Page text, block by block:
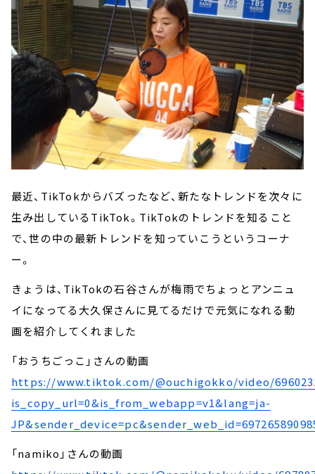
最近、TikTokからバズったなど、新たなトレンドを次々に
生み出しているTikTok。TikTokのトレンドを知ること
で、世の中の最新トレンドを知っていこうというコーナ
ー。
きょうは、TikTokの石谷さんが梅雨でちょっとアンニュ
イになってる大久保さんに見てるだけで元気になれる動
画を紹介してくれました
「おうちごっこ」さんの動画
https://www.tiktok.com/@ouchigokko/video/
is_copy_url=0&is_from_webapp=v1&lang=ja-
「namiko」さんの動画